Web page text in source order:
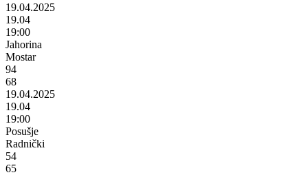
19.04.2025
19.04
19:00
Jahorina
Mostar
94
68
19.04.2025
19.04
19:00
Posušje
Radnički
54
65